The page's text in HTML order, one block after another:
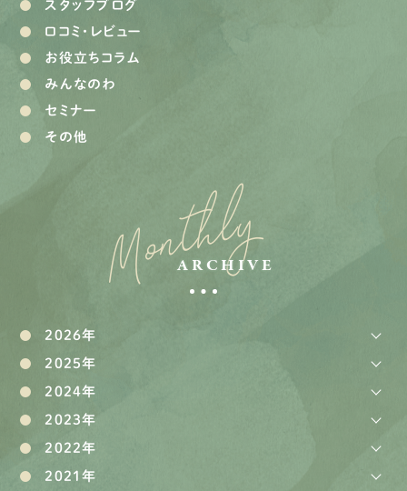
スタッフブログ
口コミ・レビュー
お役立ちコラム
みんなのわ
セミナー
その他
Monthly
ARCHIVE
2026年
2025年
2024年
2023年
2022年
2021年